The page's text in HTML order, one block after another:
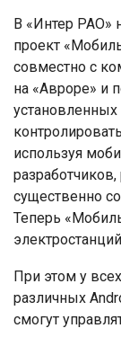
В «Интер РАО»
проект
совместно с
на «Авроре» и
установленных
используя
существенно
Теперь
При этом у
различных
смогут